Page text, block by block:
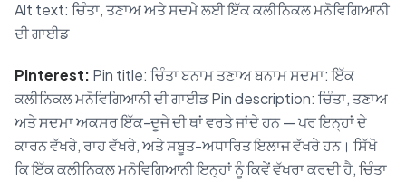
Alt text: ਚਿੰਤਾ, ਤਣਾਅ ਅਤੇ ਸਦਮੇ ਲਈ ਇੱਕ ਕਲੀਨਿਕਲ ਮਨੋਵਿਗਿਆਨੀ
ਦੀ ਗਾਈਡ
Pinterest: Pin title: ਚਿੰਤਾ ਬਨਾਮ ਤਣਾਅ ਬਨਾਮ ਸਦਮਾ: ਇੱਕ
ਕਲੀਨਿਕਲ ਮਨੋਵਿਗਿਆਨੀ ਦੀ ਗਾਈਡ Pin description: ਚਿੰਤਾ, ਤਣਾਅ
ਅਤੇ ਸਦਮਾ ਅਕਸਰ ਇੱਕ-ਦੂਜੇ ਦੀ ਥਾਂ ਵਰਤੇ ਜਾਂਦੇ ਹਨ — ਪਰ ਇਨ੍ਹਾਂ ਦੇ
ਕਾਰਨ ਵੱਖਰੇ, ਰਾਹ ਵੱਖਰੇ, ਅਤੇ ਸਬੂਤ-ਅਧਾਰਿਤ ਇਲਾਜ ਵੱਖਰੇ ਹਨ। ਸਿੱਖੋ
ਕਿ ਇੱਕ ਕਲੀਨਿਕਲ ਮਨੋਵਿਗਿਆਨੀ ਇਨ੍ਹਾਂ ਨੂੰ ਕਿਵੇਂ ਵੱਖਰਾ ਕਰਦੀ ਹੈ, ਚਿੰਤਾ